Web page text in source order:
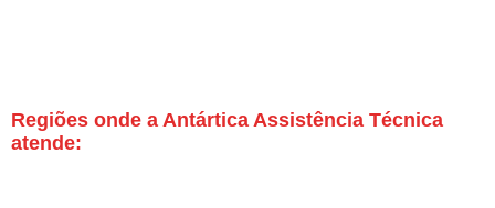
Regiões onde a Antártica Assistência Técnica
atende: